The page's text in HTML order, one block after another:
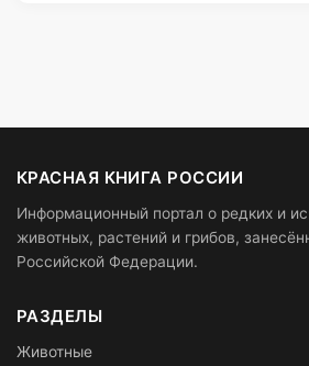
КРАСНАЯ КНИГА РОССИИ
Информационный портал о редких и
животных, растений и грибов,
Российской Федерации.
РАЗДЕЛЫ
Животные